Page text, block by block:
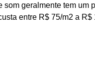
som geralmente tem
entre R$ 75/m2 a R$